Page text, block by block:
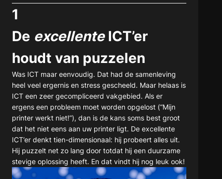
1
De excellenteICT’er
houdt van puzzelen
Was ICT maar eenvoudig. Dat had de samenleving
heel veel ergernis en stress gescheeld. Maar helaas is
ICT een zeer gecompliceerd vakgebied. Als er
ergens een probleem moet worden opgelost (“Mijn
printer werkt niet!”), dan is de kans soms best groot
dat het niet eens aan uw printer ligt. De excellente
ICT’er denkt tien-dimensionaal: hij probeert alles uit.
Hij puzzelt net zo lang door totdat hij een duurzame
stevige oplossing heeft. En dat vindt hij nog leuk ook!